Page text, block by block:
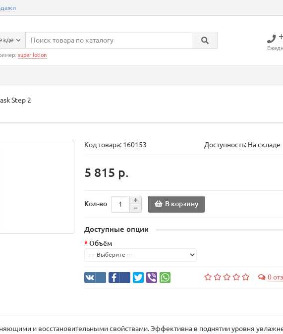
super lotion
Step 2
Код товара: 160153 Доступность: На складе
5 815 р.
Кол-во В корзину
Доступные опции
Объём
0
и восстановительными свойствами. Эффективна в поднятии уровня